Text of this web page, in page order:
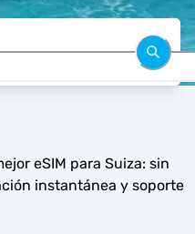
eSIM para Suiza: sin
instantánea y soporte